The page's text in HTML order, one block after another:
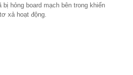
bị hỏng board mạch bên trong khiến
xả hoạt động.